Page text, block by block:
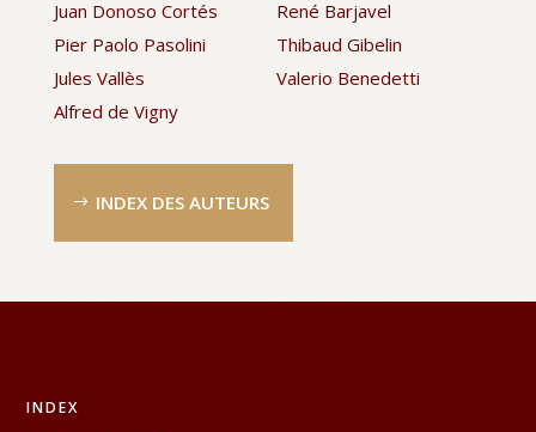
Juan Donoso Cortés
Pier Paolo Pasolini
Jules Vallès
Alfred de Vigny
René Barjavel
Thibaud Gibelin
Valerio Benedetti
INDEX DES AUTEURS
INDEX